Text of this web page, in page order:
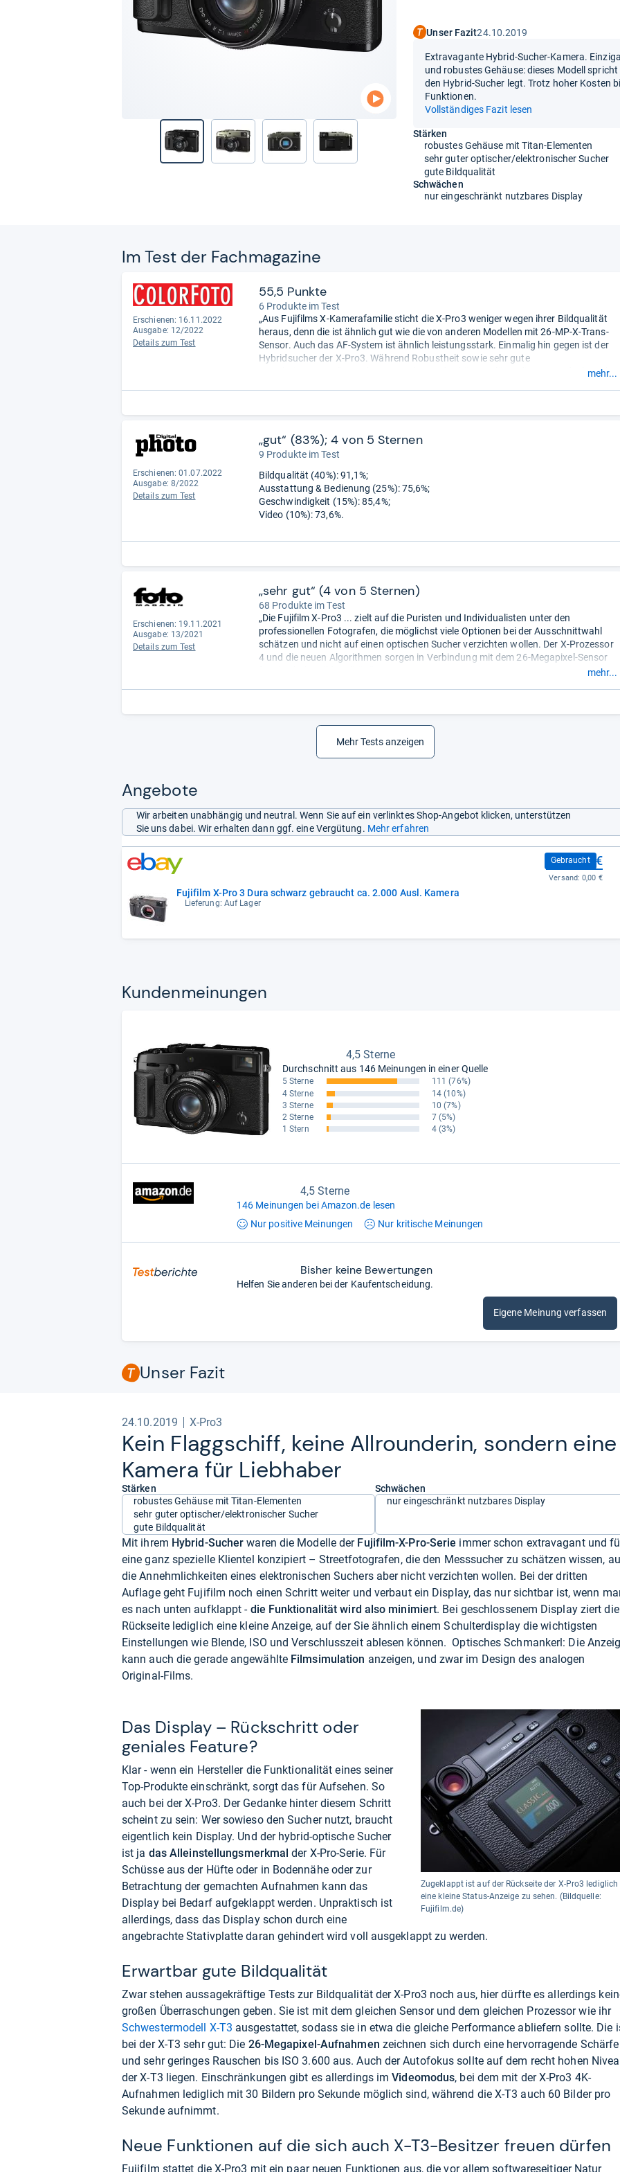
Unser Fazit24.10.2019
Extravagante Hybrid-Sucher-Kamera.
und robustes Gehäuse: dieses Modell
den Hybrid-Sucher legt. Trotz hoher Kosten
Funktionen.
Vollständiges Fazit lesen
Stärken
robustes Gehäuse mit Titan-Elementen
sehr guter optischer/elektronischer Sucher
gute Bildqualität
Schwächen
nur eingeschränkt nutzbares Display
Im Test der Fach­ma­ga­zine
Erschienen: 16.11.2022
Ausgabe: 12/2022
Details zum Test
55,5 Punkte
6 Produkte im Test
„Aus Fujifilms X-Kamerafamilie sticht die X-Pro3 weniger wegen ihrer Bildqualität
heraus, denn die ist ähnlich gut wie die von anderen Modellen mit 26-MP-X-Trans-
Sensor. Auch das AF-System ist ähnlich leistungsstark. Einmalig hin gegen ist der
Hybridsucher der X-Pro3. Während Robustheit sowie sehr gute
Verarbeitungsqualität ... beansprucht werden können, lässt die X-Pro3 doch noch
mehr...
Erschienen: 01.07.2022
Ausgabe: 8/2022
Details zum Test
„gut“ (83%); 4 von 5 Sternen
9 Produkte im Test
Bildqualität (40%): 91,1%;
Ausstattung & Bedienung (25%): 75,6%;
Geschwindigkeit (15%): 85,4%;
Video (10%): 73,6%.
Erschienen: 19.11.2021
Ausgabe: 13/2021
Details zum Test
„sehr gut“ (4 von 5 Sternen)
68 Produkte im Test
„Die Fujifilm X-Pro3 ... zielt auf die Puristen und Individualisten unter den
professionellen Fotografen, die möglichst viele Optionen bei der Ausschnittwahl
schätzen und nicht auf einen optischen Sucher verzichten wollen. Der X-Prozessor
4 und die neuen Algorithmen sorgen in Verbindung mit dem 26-Megapixel-Sensor
mehr...
Mehr Tests anzeigen
Angebote
Wir arbeiten unabhängig und neutral. Wenn Sie auf ein verlinktes Shop-Angebot klicken, unterstützen
Sie uns dabei. Wir erhalten dann ggf. eine Vergütung. Mehr erfahren
Fujifilm X-Pro 3 Dura schwarz gebraucht ca. 2.000 Ausl. Kamera
Lieferung: Auf Lager
Gebraucht
1.619,00 €
Versand:0,00 €
Kun­den­mei­nun­gen
4,5 Sterne
Durchschnitt aus 146 Meinungen in einer Quelle
5 Sterne 111 (76%)
4 Sterne
14 (10%)
3 Sterne
10 (7%)
2 Sterne
7 (5%)
1 Stern
4 (3%)
4,5 Sterne
146 Meinungen bei Amazon.de lesen
Nur positive Meinungen Nur kritische Meinungen
Bisher keine Bewertungen
Helfen Sie anderen bei der Kaufentscheidung.
Eigene Meinung verfassen
Unser Fazit
24.10.2019 X-Pro3
Kein Flagg­schiff, keine All­roun­de­rin, son­dern eine
Kamera für Lieb­ha­ber
Stärken
robustes Gehäuse mit Titan-Elementen
sehr guter optischer/elektronischer Sucher
gute Bildqualität
Schwächen
nur eingeschränkt nutzbares Display
Mit ihrem Hybrid-Sucher waren die Modelle der Fujifilm-X-Pro-Serie immer schon extravagant und
eine ganz spezielle Klientel konzipiert – Streetfotografen, die den Messsucher zu schätzen wissen,
die Annehmlichkeiten eines elektronischen Suchers aber nicht verzichten wollen. Bei der dritten
Auflage geht Fujifilm noch einen Schritt weiter und verbaut ein Display, das nur sichtbar ist, wenn
es nach unten aufklappt - die Funktionalität wird also minimiert. Bei geschlossenem Display ziert die
Rückseite lediglich eine kleine Anzeige, auf der Sie ähnlich einem Schulterdisplay die wichtigsten
Einstellungen wie Blende, ISO und Verschlusszeit ablesen können. Optisches Schmankerl: Die
kann auch die gerade angewählte Filmsimulation anzeigen, und zwar im Design des analogen
Original-Films.
Zugeklappt ist auf der Rückseite der X-Pro3 lediglich
eine kleine Status-Anzeige zu sehen. (Bildquelle:
Fujifilm.de)
Das Display – Rückschritt oder
geniales Feature?
Klar - wenn ein Hersteller die Funktionalität eines seiner
Top-Produkte einschränkt, sorgt das für Aufsehen. So
auch bei der X-Pro3. Der Gedanke hinter diesem Schritt
scheint zu sein: Wer sowieso den Sucher nutzt, braucht
eigentlich kein Display. Und der hybrid-optische Sucher
ist ja das Alleinstellungsmerkmal der X-Pro-Serie. Für
Schüsse aus der Hüfte oder in Bodennähe oder zur
Betrachtung der gemachten Aufnahmen kann das
Display bei Bedarf aufgeklappt werden. Unpraktisch ist
allerdings, dass das Display schon durch eine
angebrachte Stativplatte daran gehindert wird voll ausgeklappt zu werden.
Erwartbar gute Bildqualität
Zwar stehen aussagekräftige Tests zur Bildqualität der X-Pro3 noch aus, hier dürfte es allerdings
großen Überraschungen geben. Sie ist mit dem gleichen Sensor und dem gleichen Prozessor wie ihr
Schwestermodell X-T3 ausgestattet, sodass sie in etwa die gleiche Performance abliefern sollte. Die
bei der X-T3 sehr gut: Die 26-Megapixel-Aufnahmen zeichnen sich durch eine hervorragende Schärfe
und sehr geringes Rauschen bis ISO 3.600 aus. Auch der Autofokus sollte auf dem recht hohen
der X-T3 liegen. Einschränkungen gibt es allerdings imVideomodus, bei dem mit der X-Pro3 4K-
Aufnahmen lediglich mit 30 Bildern pro Sekunde möglich sind, während die X-T3 auch 60 Bilder pro
Sekunde aufnimmt.
Neue Funktionen auf die sich auch X-T3-Besitzer freuen dürfen
Fujifilm stattet die X-Pro3 mit ein paar neuen Funktionen aus, die vor allem softwareseitiger Natur